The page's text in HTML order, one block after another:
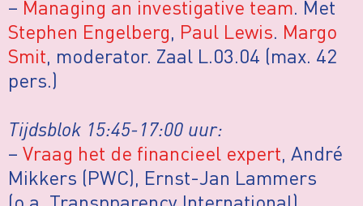
– Managing an investigative team. Met
Stephen Engelberg, Paul Lewis. Margo
Smit, moderator. Zaal L.03.04 (max. 42
pers.)
Tijdsblok 15:45-17:00 uur:
– Vraag het de financieel expert, André
Mikkers (PWC), Ernst-Jan Lammers